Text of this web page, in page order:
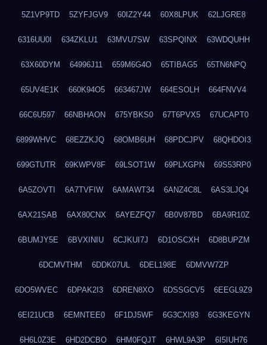
5Z1VP9TD 5ZYFJGV9 60IZ2Y44 60X8LPUK 62LJGRE8
6316UU0I 634ZKLU1 63MVU7SW 63SPQINX 63WDQUHH
63X60DYM 64996J11 659M6G4O 65TIBAG5 65TN6NPQ
65UV4E1K 660K94O5 663467JW 664ESOLH 664FNVV4
66C6U597 66NBHAON 675YBKS0 67T6PVX5 67UCAPT0
6899WHVC 68EZZKJQ 68OMB6UH 68PDCJPV 68QHDOI3
699GTUTR 69KWPV8F 69LSOT1W 69PLXGPN 69S53RP0
6A5ZOVTI 6A7TVFIW 6AMAWT34 6ANZ4C8L 6AS3LJQ4
6AX21SAB 6AX80CNX 6AYEZFQ7 6B0V87BD 6BA9R10Z
6BUMJY5E 6BVXINIU 6CJKUI7J 6D1OSCXH 6D8BUPZM
6DCMVTHM 6DDK07UL 6DEL198E 6DMVW7ZP
6DO5WVEC 6DPAK2I3 6DREN8XO 6DSSGCV5 6EEGL9Z9
6EI21UCB 6EMNTEE0 6F1DJ5WF 6G3CXI93 6G3KEGYN
6H6L0Z3E 6HD2DCBO 6HM0FQJT 6HWL9A3P 6I5IUH76